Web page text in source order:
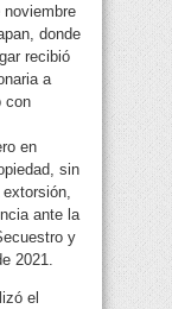
donde
recibió
a
con
en
sin
ante la
y
2021.
el